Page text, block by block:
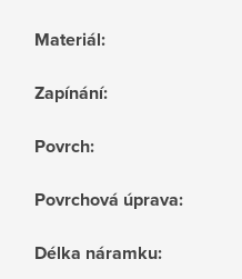
Materiál:
Zapínání:
Povrch:
Povrchová úprava:
Délka náramku: